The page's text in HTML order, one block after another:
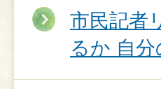
市民記者
るか 自